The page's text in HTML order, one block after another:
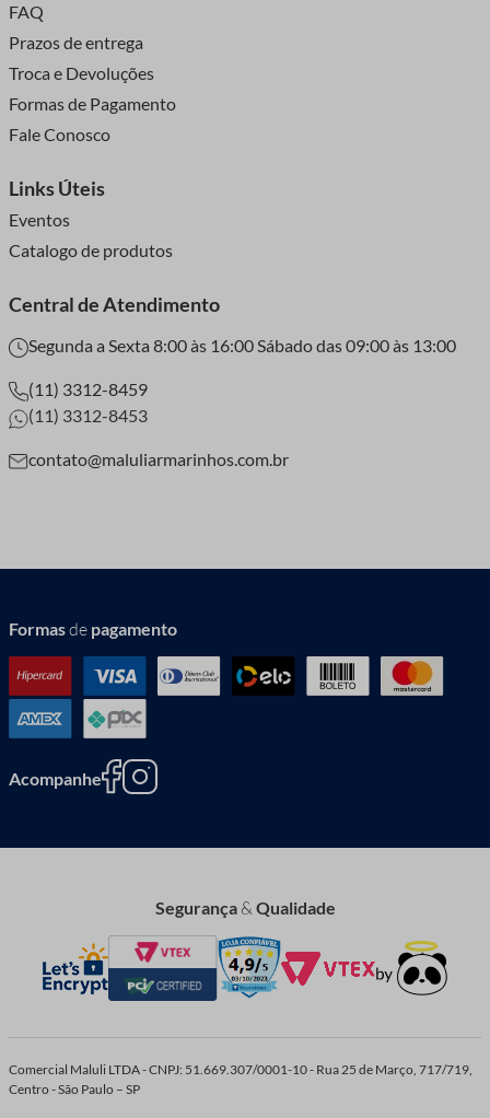
FAQ
Prazos de entrega
Troca e Devoluções
Formas de Pagamento
Fale Conosco
Links Úteis
Eventos
Catalogo de produtos
Central de Atendimento
Segunda a Sexta 8:00 às 16:00 Sábado das 09:00 às 13:00
(11) 3312-8459
(11) 3312-8453
contato@maluliarmarinhos.com.br
Formasde pagamento
Acompanhe
Segurança&Qualidade
Comercial Maluli LTDA - CNPJ: 51.669.307/0001-10 - Rua 25 de Março, 717/719,
Centro - São Paulo – SP